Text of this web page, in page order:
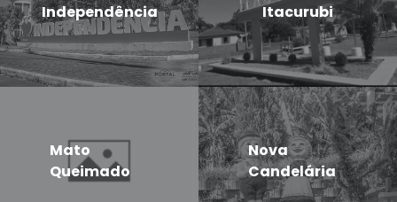
Independência Itacurubi
Mato
Queimado
Nova
Candelária